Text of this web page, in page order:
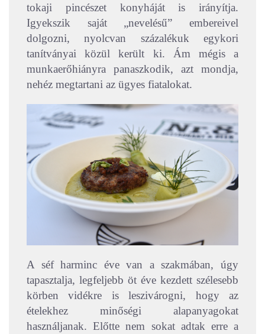
tokaji pincészet konyháját is irányítja.
Igyekszik saját „nevelésű” embereivel
dolgozni, nyolcvan százalékuk egykori
tanítványai közül került ki. Ám mégis a
munkaerőhiányra panaszkodik, azt mondja,
nehéz megtartani az ügyes fiatalokat.
A séf harminc éve van a szakmában, úgy
tapasztalja, legfeljebb öt éve kezdett szélesebb
körben vidékre is leszivárogni, hogy az
ételekhez minőségi alapanyagokat
használjanak. Előtte nem sokat adtak erre a